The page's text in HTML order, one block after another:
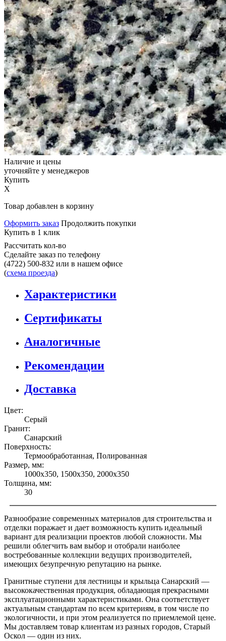
Наличие и цены
уточняйте у менеджеров
Купить
X
Товар добавлен в корзину
Оформить заказ Продолжить покупки
Купить в 1 клик
Рассчитать кол-во
Сделайте заказ по телефону
(4722) 500-832 или в нашем офисе
(схема проезда)
Характеристики
Сертификаты
Аналогичные
Рекомендации
Доставка
Цвет:
Серый
Гранит:
Санарский
Поверхность:
Термообработанная, Полированная
Размер, мм:
1000х350, 1500х350, 2000х350
Толщина, мм:
30
Разнообразие современных материалов для строительства и
отделки поражает и дает возможность купить идеальный
вариант для реализации проектов любой сложности. Мы
решили облегчить вам выбор и отобрали наиболее
востребованные коллекции ведущих производителей,
имеющих безупречную репутацию на рынке.
Гранитные ступени для лестницы и крыльца Санарский —
высококачественная продукция, обладающая прекрасными
эксплуатационными характеристиками. Она соответствует
актуальным стандартам по всем критериям, в том числе по
экологичности, и при этом реализуется по приемлемой цене.
Мы доставляем товар клиентам из разных городов, Старый
Оскол — один из них.